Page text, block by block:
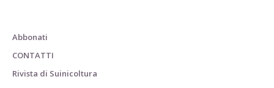
Abbonati
CONTATTI
Rivista di Suinicoltura